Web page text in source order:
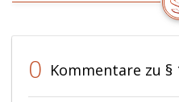
0 Kommentare zu §